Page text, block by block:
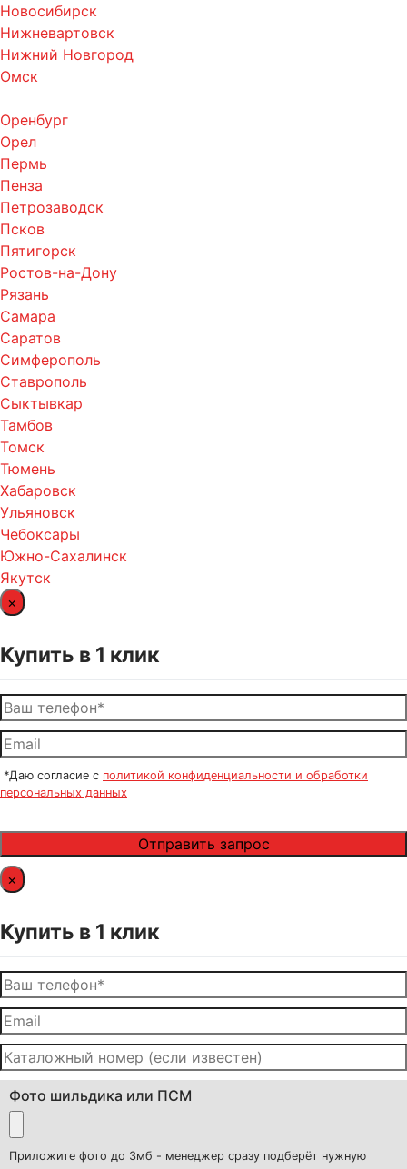
Новосибирск
Нижневартовск
Нижний Новгород
Омск
Оренбург
Орел
Пермь
Пенза
Петрозаводск
Псков
Пятигорск
Ростов-на-Дону
Рязань
Самара
Саратов
Симферополь
Ставрополь
Сыктывкар
Тамбов
Томск
Тюмень
Хабаровск
Ульяновск
Чебоксары
Южно-Сахалинск
Якутск
×
Купить в 1 клик
*Даю согласие с политикой конфиденциальности и обработки
персональных данных
×
Купить в 1 клик
Фото шильдика или ПСМ
Приложите фото до 3мб - менеджер сразу подберёт нужную